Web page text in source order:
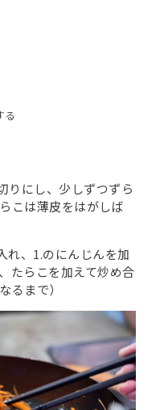
る
りにし、少しずつずら
こは薄皮をはがしば
れ、1.のにんじんを加
たらこを加えて炒め合
るまで）